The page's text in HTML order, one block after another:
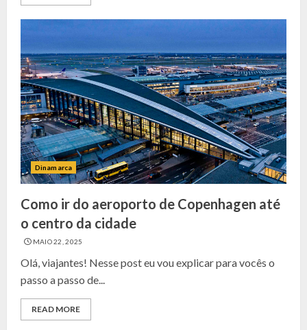
Dinamarca
Como ir do aeroporto de Copenhagen até
o centro da cidade
MAIO 22, 2025
Olá, viajantes! Nesse post eu vou explicar para vocês o
passo a passo de...
READ MORE